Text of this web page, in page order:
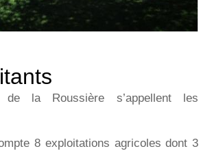
de la Roussière s’appellent les
8 exploitations agricoles dont 3